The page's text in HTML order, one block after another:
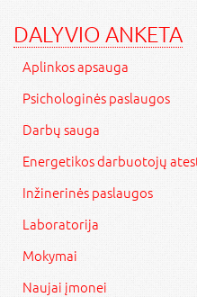
DALYVIO ANKETA
Aplinkos apsauga
Psichologinės paslaugos
Darbų sauga
Energetikos darbuotojų
Inžinerinės paslaugos
Laboratorija
Mokymai
Naujai įmonei